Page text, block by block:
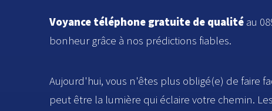
Voyance téléphone gratuite de qualitéau
bonheur grâce à nos prédictions fiables.
Aujourd'hui, vous n'êtes plus obligé(e) de faire
peut être la lumière qui éclaire votre chemin.